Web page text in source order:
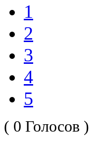
1
2
3
4
5
( 0 Голосов )